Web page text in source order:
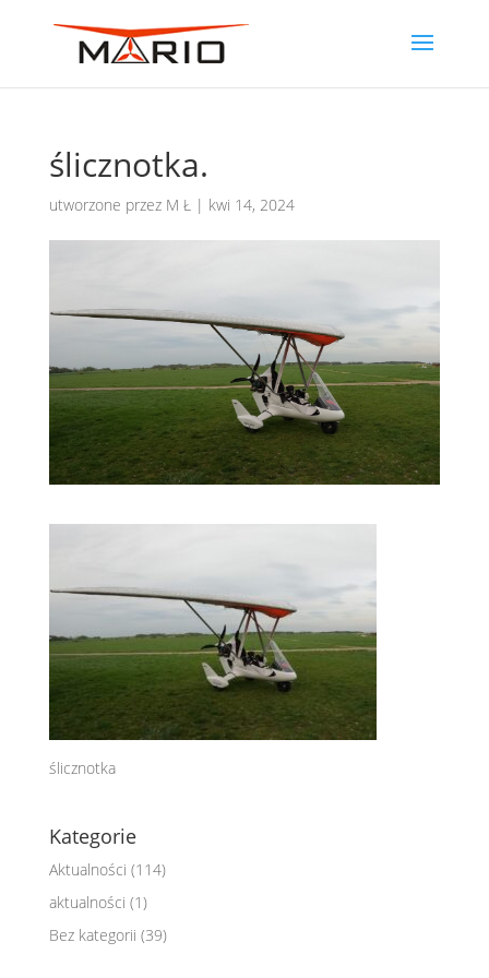
ślicznotka.
utworzone przez M Ł| kwi 14, 2024
ślicznotka
Kategorie
Aktualności (114)
aktualności (1)
Bez kategorii (39)